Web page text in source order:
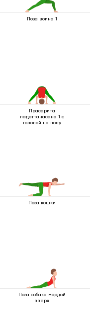
Поза воина 1
Прасарита
падоттанасана 1 с
головой на полу
Поза кошки
Поза собака мордой
вверх